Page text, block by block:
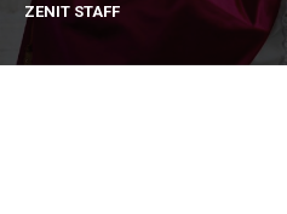
ZENIT STAFF